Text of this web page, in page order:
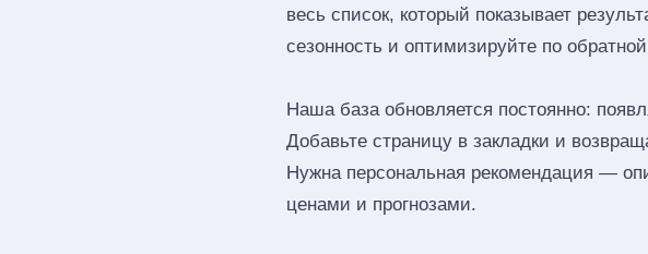
весь список, который показывает
сезонность и оптимизируйте по
Наша база обновляется постоянно:
Добавьте страницу в закладки и
Нужна персональная рекомендация —
ценами и прогнозами.